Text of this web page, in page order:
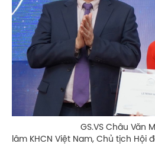
GS.VS Châu Văn Minh,
lâm KHCN Việt Nam, Chủ tịch Hội